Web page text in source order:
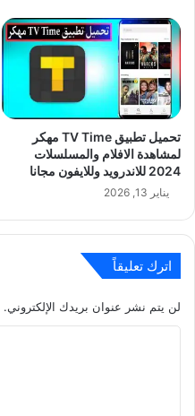
تحميل تطبيق TV Time مهكر
لمشاهدة الافلام والمسلسلات
2024 للاندرويد وللايفون مجانا
يناير 13, 2026
اترك تعليقاً
لن يتم نشر عنوان بريدك الإلكتروني.